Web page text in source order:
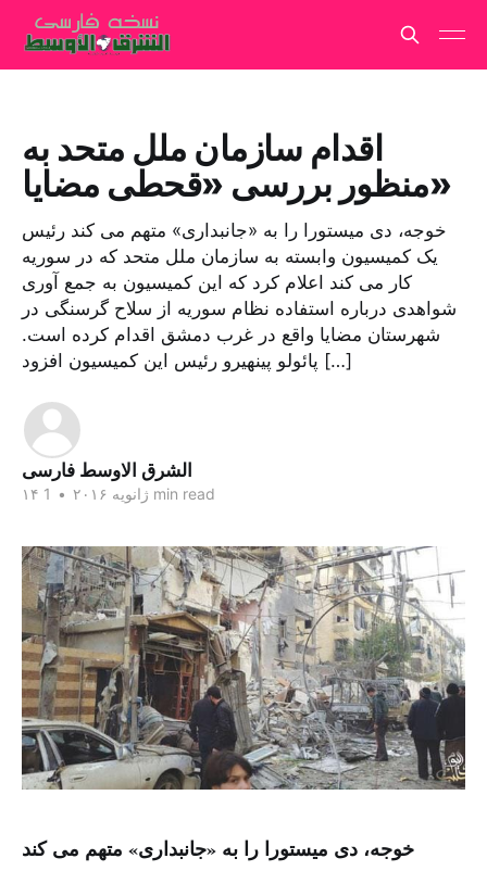
اقدام سازمان ملل متحد به
منظور بررسی «قحطی مضایا»
خوجه، دی میستورا را به «جانبداری» متهم می کند رئیس
یک کمیسیون وابسته به سازمان ملل متحد که در سوریه
کار می کند اعلام کرد که این کمیسیون به جمع آوری
شواهدی درباره استفاده نظام سوریه از سلاح گرسنگی در
شهرستان مضایا واقع در غرب دمشق اقدام کرده است.
پائولو پینهیرو رئیس این کمیسیون افزود […]
الشرق الاوسط فارسی
۱۴ ژانویه ۲۰۱۶ • 1 min read
خوجه، دی میستورا را به «جانبداری» متهم می کند